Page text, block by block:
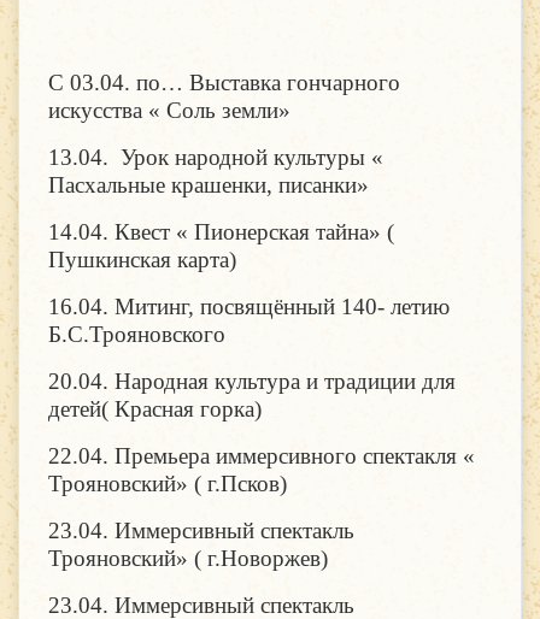
С 03.04. по… Выставка гончарного
искусства « Соль земли»
13.04. Урок народной культуры «
Пасхальные крашенки, писанки»
14.04. Квест « Пионерская тайна» (
Пушкинская карта)
16.04. Митинг, посвящённый 140- летию
Б.С.Трояновского
20.04. Народная культура и традиции для
детей( Красная горка)
22.04. Премьера иммерсивного спектакля «
Трояновский» ( г.Псков)
23.04. Иммерсивный спектакль
Трояновский» ( г.Новоржев)
23.04. Иммерсивный спектакль